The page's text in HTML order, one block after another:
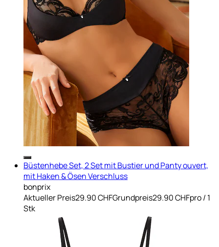
Büstenhebe Set, 2 Set mit Bustier und Panty ouvert,
mit Haken & Ösen Verschluss
bonprix
Aktueller Preis29.90 CHFGrundpreis29.90 CHFpro/ 1
Stk